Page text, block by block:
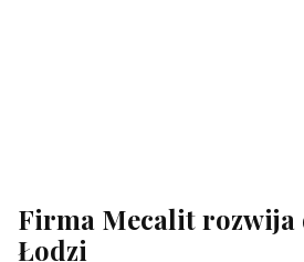
Firma Mecalit rozwija
Łodzi